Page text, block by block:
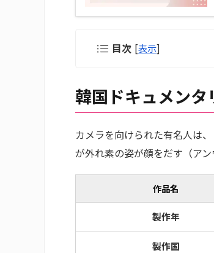
目次 [表示]
韓国ドキュメンタ
カメラを向けられた有名人は
が外れ素の姿が顔をだす（ア
作品名
製作年
製作国